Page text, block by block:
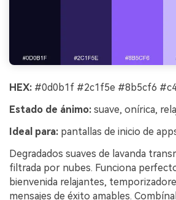
HEX: #0d0b1f #2c1f5e #8b5cf6
Estado de ánimo: suave, onírica,
Ideal para: pantallas de inicio de
Degradados suaves de lavanda
filtrada por nubes. Funciona
bienvenida relajantes,
mensajes de éxito amables.